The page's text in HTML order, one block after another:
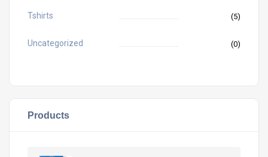
Tshirts (5)
Uncategorized (0)
Products